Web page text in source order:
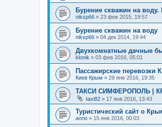
Бурение скважин на
niksp66 » 23 фев 2015, 19:57
Бурение скважин на воду
niksp66 » 04 дек 2014, 19:44
Двухкомнатные дачные
klonik » 03 фев 2016, 05:01
Пассажирские
Киев Крым » 29 янв 2016, 19:35
ТАКСИ СИМФЕРОПОЛЬ |
taxi82 » 17 янв 2016, 13:43
Туристический сайт о
anrio » 15 янв 2016, 00:03